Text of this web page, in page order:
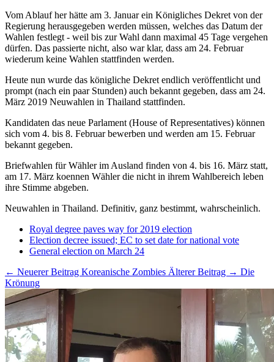
Vom Ablauf her hätte am 3. Januar ein Königliches Dekret von der
Regierung herausgegeben werden müssen, welches das Datum der
Wahlen festlegt - weil bis zur Wahl dann maximal 45 Tage vergehen
dürfen. Das passierte nicht, also war klar, dass am 24. Februar
wiederum keine Wahlen stattfinden werden.
Heute nun wurde das königliche Dekret endlich veröffentlicht und
prompt (nach ein paar Stunden) auch bekannt gegeben, dass am 24.
März 2019 Neuwahlen in Thailand stattfinden.
Kandidaten das neue Parlament (House of Representatives) können
sich vom 4. bis 8. Februar bewerben und werden am 15. Februar
bekannt gegeben.
Briefwahlen für Wähler im Ausland finden von 4. bis 16. März statt,
am 17. März koennen Wähler die nicht in ihrem Wahlbereich leben
ihre Stimme abgeben.
Neuwahlen in Thailand. Definitiv, ganz bestimmt, wahrscheinlich.
Royal degree paves way for 2019 election
Election decree issued; EC to set date for national vote
General election on March 24
← Neuerer Beitrag Koreanische Zombies Älterer Beitrag → Die
Krönung